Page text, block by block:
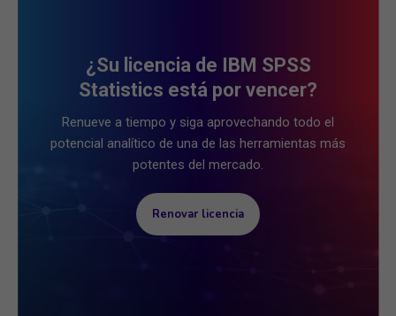
¿Su licencia de IBM SPSS
Statistics está por vencer?
Renueve a tiempo y siga aprovechando todo el
potencial analítico de una de las herramientas más
potentes del mercado.
Renovar licencia